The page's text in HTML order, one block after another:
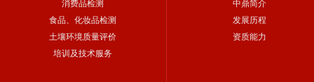
消费品检测
食品、化妆品检测
土壤环境质量评价
培训及技术服务
中鼎简介
发展历程
资质能力